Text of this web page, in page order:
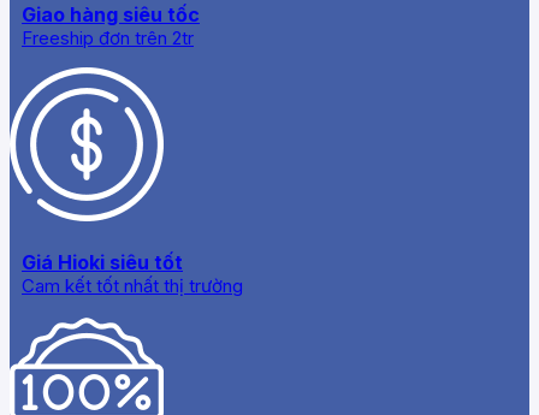
Giao hàng siêu tốc
Freeship đơn trên 2tr
Giá Hioki siêu tốt
Cam kết tốt nhất thị trường